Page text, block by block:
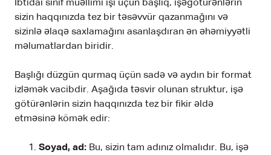
İbtidai sinif müəllimi işi üçün başlıq, işəgötürənlərin
sizin haqqınızda tez bir təsəvvür qazanmağını və
sizinlə əlaqə saxlamağını asanlaşdıran ən əhəmiyyətli
məlumatlardan biridir.
Başlığı düzgün qurmaq üçün sadə və aydın bir format
izləmək vacibdir. Aşağıda təsvir olunan struktur, işə
götürənlərin sizin haqqınızda tez bir fikir əldə
etməsinə kömək edir:
Soyad, ad: Bu, sizin tam adınız olmalıdır. Bu, işə